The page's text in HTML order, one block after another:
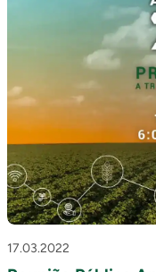
17.03.2022